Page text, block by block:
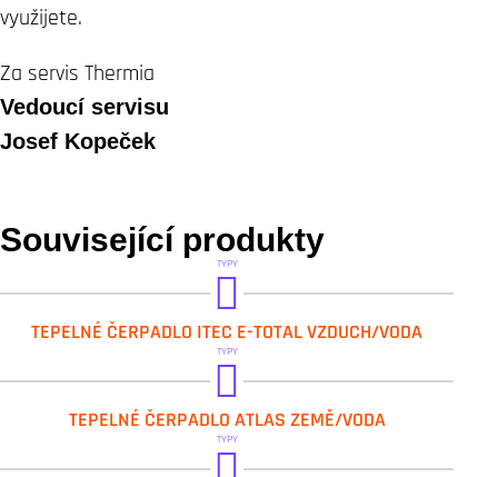
využijete.
Za servis Thermia
Vedoucí servisu
Josef Kopeček
Související produkty
TYPY
ITEC E-T 16
ITEC E-T 5
ITEC E-T 60 16
ITEC E-T 60 5SP
TEPELNÉ ČERPADLO ITEC E-TOTAL VZDUCH/VODA
TYPY
BW ATLAS 18
TEPELNÉ ČERPADLO ATLAS ZEMĚ/VODA
TYPY